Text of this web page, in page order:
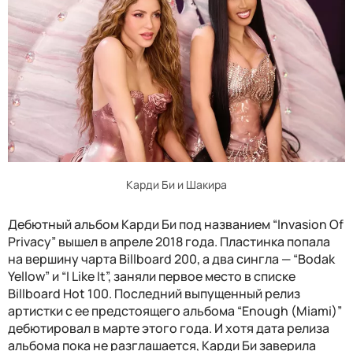
Карди Би и Шакира
Дебютный альбом Карди Би под названием “Invasion Of
Privacy” вышел в апреле 2018 года. Пластинка попала
на вершину чарта Billboard 200, а два сингла — “Bodak
Yellow” и “I Like It”, заняли первое место в списке
Billboard Hot 100. Последний выпущенный релиз
артистки с ее предстоящего альбома “Enough (Miami)”
дебютировал в марте этого года. И хотя дата релиза
альбома пока не разглашается, Карди Би заверила